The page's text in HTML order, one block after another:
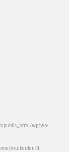
public_html/wp/wp-
mulberden/d-